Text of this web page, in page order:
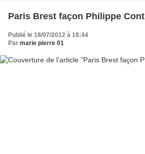
Paris Brest façon Philippe
Publié le 18/07/2012 à 18:44
Par marie pierre 01